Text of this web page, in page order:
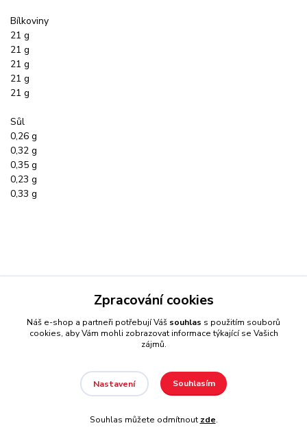
Bílkoviny
21 g
21 g
21 g
21 g
21 g
Sůl
0,26 g
0,32 g
0,35 g
0,23 g
0,33 g
56 g (2 dávky)
jahoda
Energetická hodnota
Zpracování cookies
Náš e-shop a partneři potřebují Váš souhlas s použitím souborů
cookies, aby Vám mohli zobrazovat informace týkající se Vašich
zájmů.
Nastavení Souhlasím
Souhlas můžete odmítnout zde.